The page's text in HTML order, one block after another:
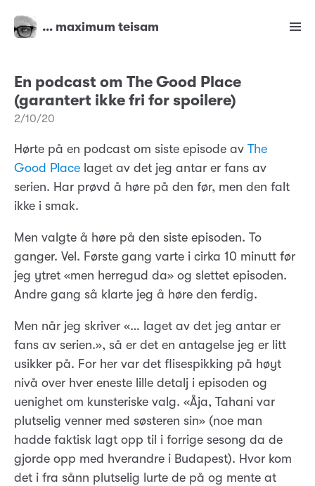
… maximum teisam
En podcast om The Good Place
(garantert ikke fri for spoilere)
2/10/20
Hørte på en podcast om siste episode av The
Good Place laget av det jeg antar er fans av
serien. Har prøvd å høre på den før, men den falt
ikke i smak.
Men valgte å høre på den siste episoden. To
ganger. Vel. Første gang varte i cirka 10 minutt før
jeg ytret «men herregud da» og slettet episoden.
Andre gang så klarte jeg å høre den ferdig.
Men når jeg skriver «… laget av det jeg antar er
fans av serien.», så er det en antagelse jeg er litt
usikker på. For her var det flisespikking på høyt
nivå over hver eneste lille detalj i episoden og
uenighet om kunsteriske valg. «Åja, Tahani var
plutselig venner med søsteren sin» (noe man
hadde faktisk lagt opp til i forrige sesong da de
gjorde opp med hverandre i Budapest). Hvor kom
det i fra sånn plutselig lurte de på og mente at